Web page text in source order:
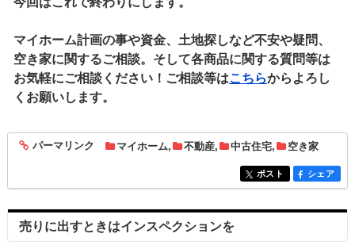
マイホーム計画の事や資金、土地探しなど不安や疑問、
空き家に関するご相談。そして各商品に関する質問等は
お気軽にご相談ください！ご相談等はこちらからよろし
くお願いします。
entry1839
パーマリンク マイホーム, 不動産, 中古住宅, 空き家
entry1839
ポスト entry1839
シェア
売りに出すときはインスペクションを